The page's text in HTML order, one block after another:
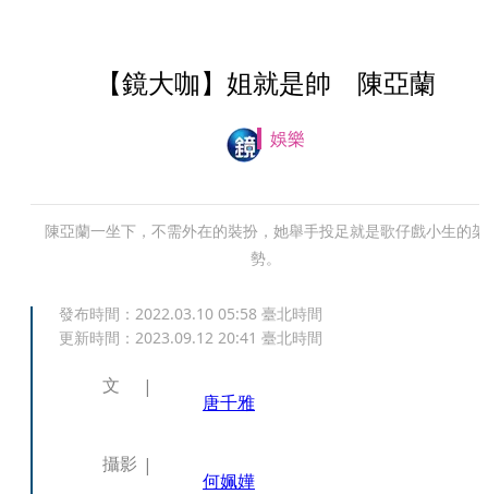
【鏡大咖】姐就是帥 陳亞蘭
娛樂
陳亞蘭一坐下，不需外在的裝扮，她舉手投足就是歌仔戲小生的架
勢。
發布時間： 2022.03.10 05:58 臺北時間
更新時間： 2023.09.12 20:41 臺北時間
文
唐千雅
攝影
何姵嬅